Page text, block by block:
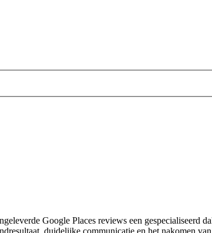
Google Places reviews een gespecialiseerd
duidelijke communicatie en het nakomen